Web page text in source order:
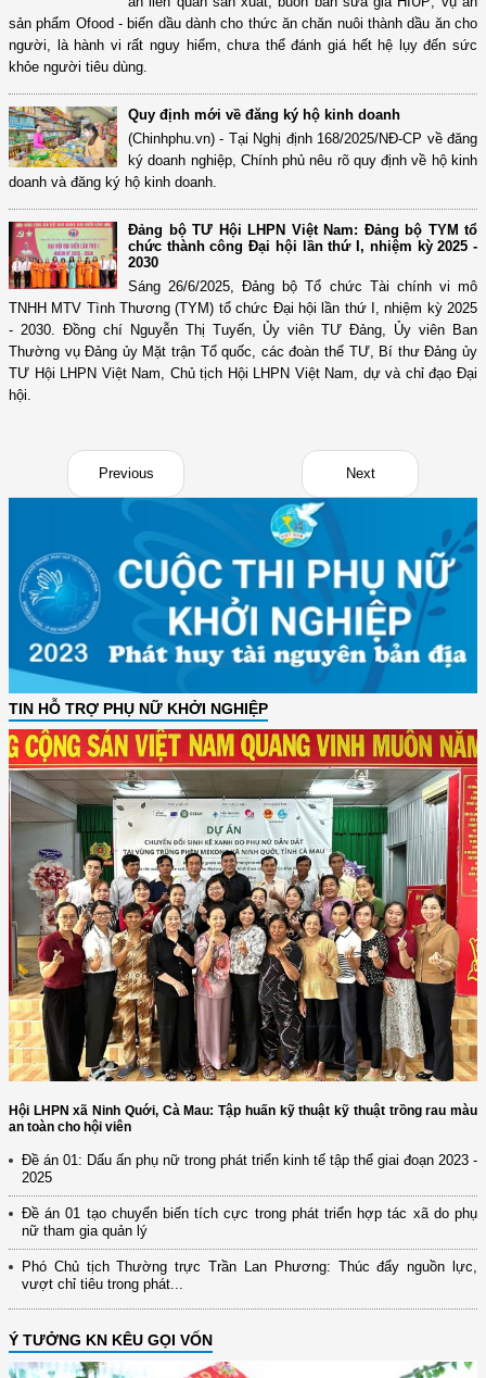
sản phẩm Ofood - biến dầu dành cho thức ăn chăn nuôi thành dầu ăn cho
người, là hành vi rất nguy hiểm, chưa thể đánh giá hết hệ lụy đến sức
khỏe người tiêu dùng.
Quy định mới về đăng ký hộ kinh doanh
(Chinhphu.vn) - Tại Nghị định 168/2025/NĐ-CP về đăng
ký doanh nghiệp, Chính phủ nêu rõ quy định về hộ kinh
doanh và đăng ký hộ kinh doanh.
Đảng bộ TƯ Hội LHPN Việt Nam: Đảng bộ TYM tổ
chức thành công Đại hội lần thứ I, nhiệm kỳ 2025 -
2030
Sáng 26/6/2025, Đảng bộ Tổ chức Tài chính vi mô
TNHH MTV Tình Thương (TYM) tổ chức Đại hội lần thứ I, nhiệm kỳ 2025
- 2030. Đồng chí Nguyễn Thị Tuyến, Ủy viên TƯ Đảng, Ủy viên Ban
Thường vụ Đảng ủy Mặt trận Tổ quốc, các đoàn thể TƯ, Bí thư Đảng ủy
TƯ Hội LHPN Việt Nam, Chủ tịch Hội LHPN Việt Nam, dự và chỉ đạo Đại
hội.
Previous Next
TIN HỖ TRỢ PHỤ NỮ KHỞI NGHIỆP
Hội LHPN xã Ninh Quới, Cà Mau: Tập huấn kỹ thuật kỹ thuật trồng rau màu
an toàn cho hội viên
Đề án 01: Dấu ấn phụ nữ trong phát triển kinh tế tập thể giai đoạn 2023 -
2025
Đề án 01 tạo chuyển biến tích cực trong phát triển hợp tác xã do phụ
nữ tham gia quản lý
Phó Chủ tịch Thường trực Trần Lan Phương: Thúc đẩy nguồn lực,
vượt chỉ tiêu trong phát...
Ý TƯỞNG KN KÊU GỌI VỐN